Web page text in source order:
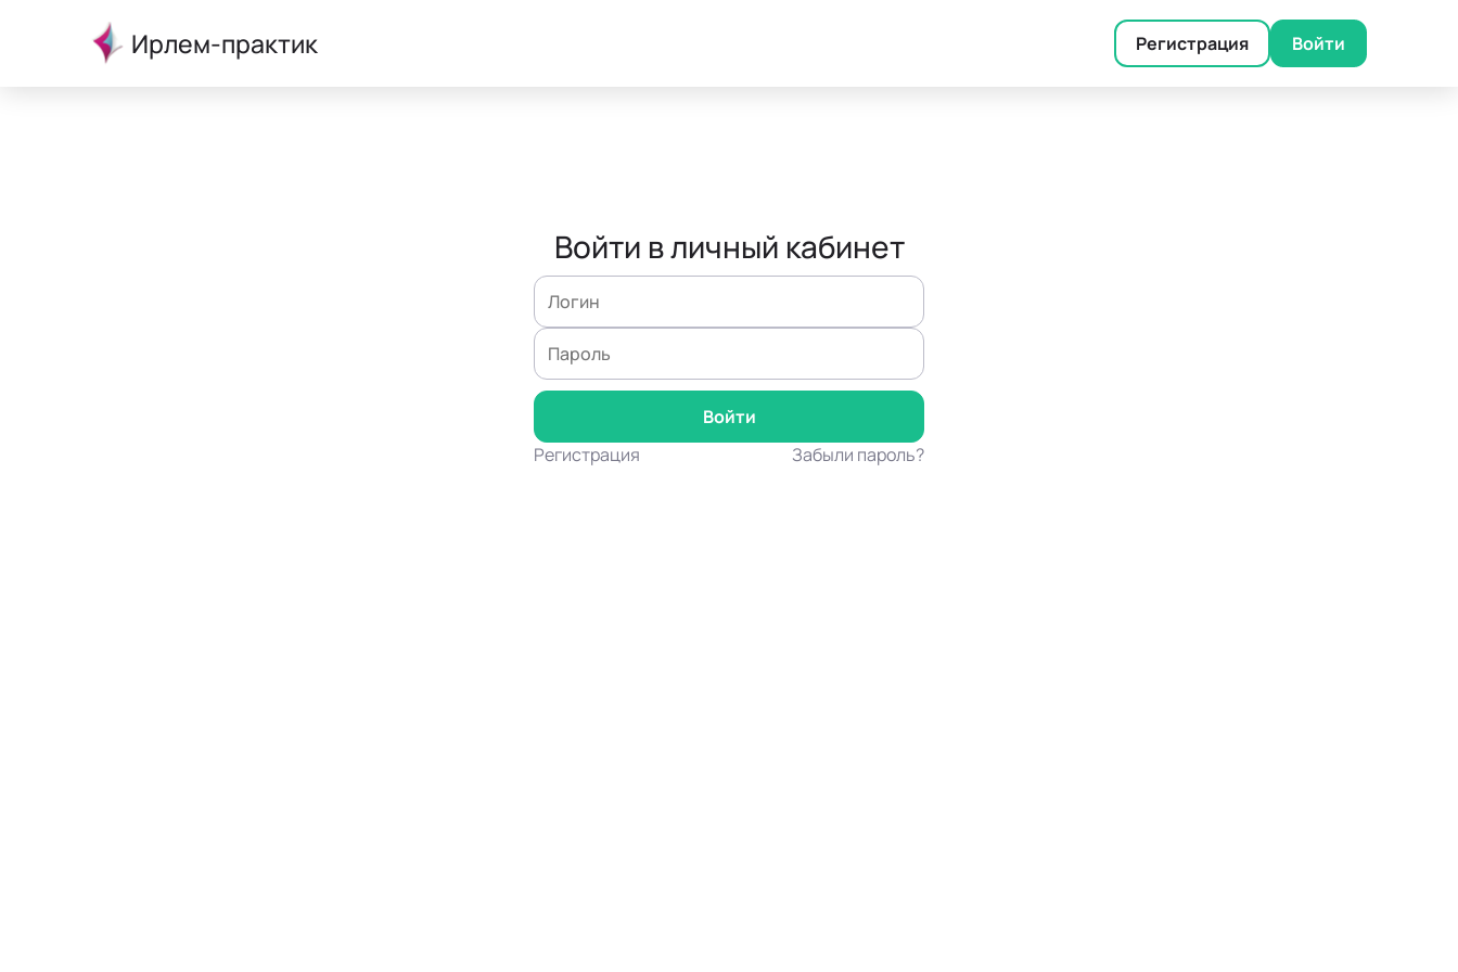
Ирлем-практик Регистрация Войти
Войти в личный кабинет
Регистрация Забыли пароль?